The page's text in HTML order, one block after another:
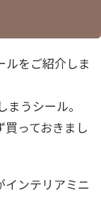
ルをご紹介しま
うシール。
っておきまし
インテリアミニ